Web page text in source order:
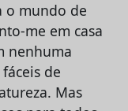
o mundo de
me em casa
nenhuma
de
Mas